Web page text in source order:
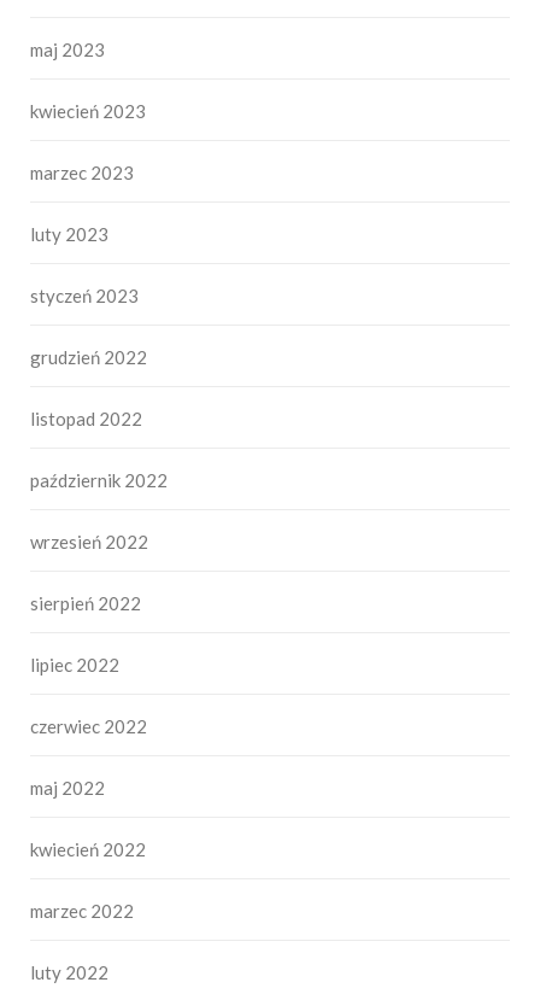
maj 2023
kwiecień 2023
marzec 2023
luty 2023
styczeń 2023
grudzień 2022
listopad 2022
październik 2022
wrzesień 2022
sierpień 2022
lipiec 2022
czerwiec 2022
maj 2022
kwiecień 2022
marzec 2022
luty 2022